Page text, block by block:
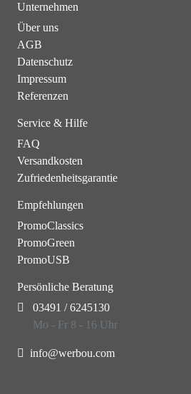
Unternehmen
Über uns
AGB
Datenschutz
Impressum
Referenzen
Service & Hilfe
FAQ
Versandkosten
Zufriedenheitsgarantie
Empfehlungen
PromoClassics
PromoGreen
PromoUSB
Persönliche Beratung
03491 / 6245130
Mo - Fr 8 - 16 Uhr
info@werbou.com